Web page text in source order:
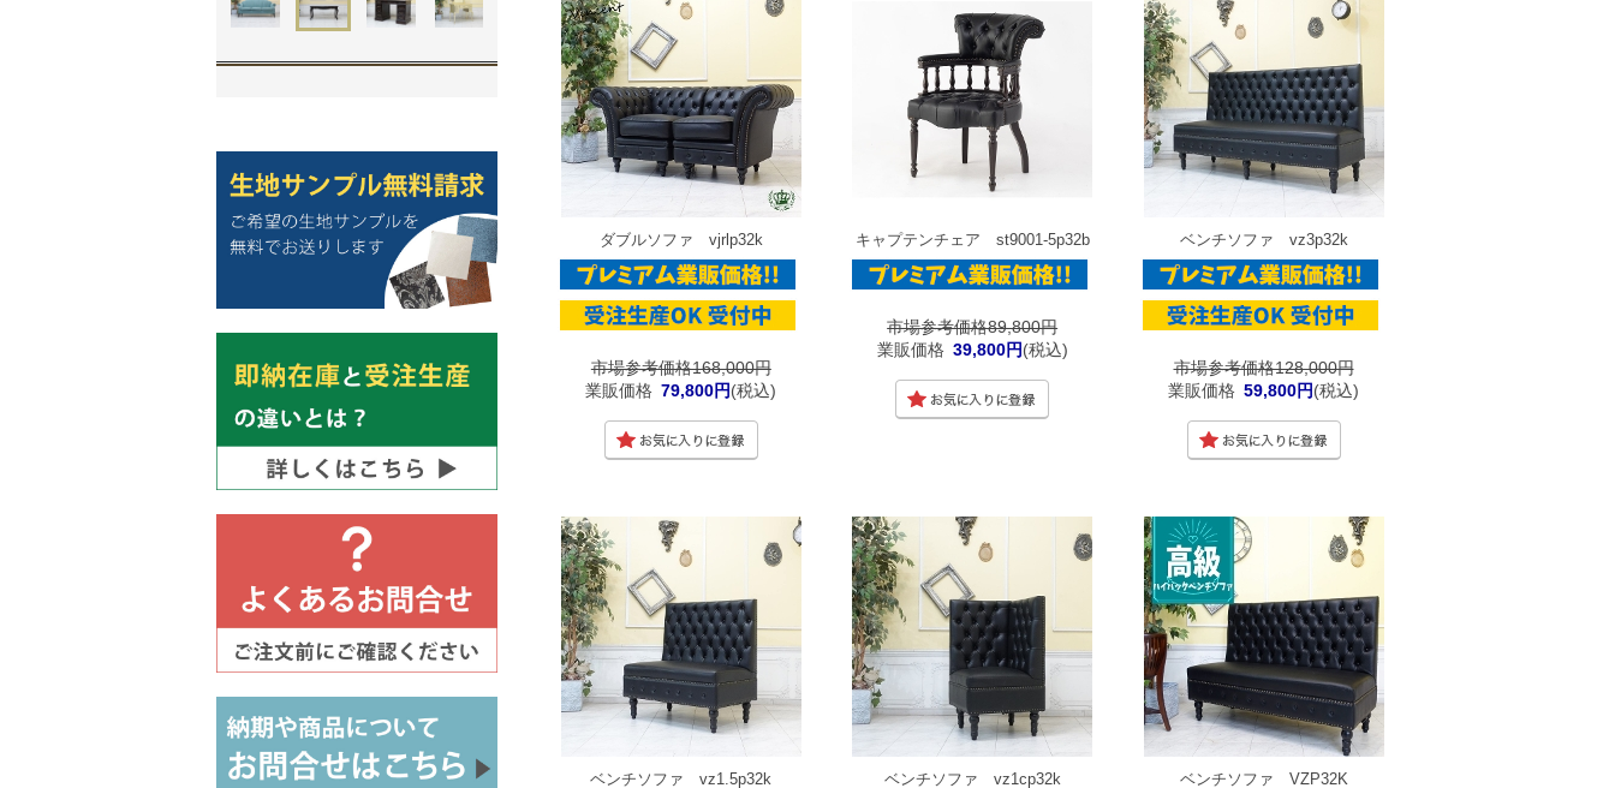
ダブルソファ vjrlp32k
市場参考価格168,000円
業販価格 79,800円(税込)
キャプテンチェア st9001-5p32b
市場参考価格89,800円
業販価格 39,800円(税込)
ベンチソファ vz3p32k
市場参考価格128,000円
業販価格 59,800円(税込)
ベンチソファ vz1.5p32k ベンチソファ vz1cp32k ベンチソファ VZP32K